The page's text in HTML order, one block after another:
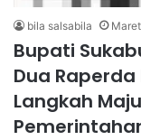
bila salsabila
Bupati
Dua Raperda
Langkah